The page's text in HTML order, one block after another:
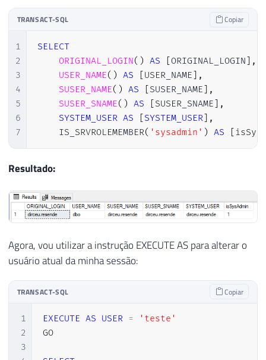
TRANSACT-SQL Copiar
1
2
3
4
5
6
7
SELECT
ORIGINAL_LOGIN( ) AS [ORIGINAL_LOGIN] ,
USER_NAME( ) AS [USER_NAME] ,
SUSER_NAME( ) AS [SUSER_NAME] ,
SUSER_SNAME( ) AS [SUSER_SNAME] ,
SYSTEM_USER AS [SYSTEM_USER] ,
    IS_SRVROLEMEMBER
( 'sysadmin' ) AS [
Resultado:
Agora, vou utilizar a instrução EXECUTE AS para alterar o
usuário atual da minha sessão:
TRANSACT-SQL Copiar
1
2
3
EXECUTE AS USER =
'teste'
GO